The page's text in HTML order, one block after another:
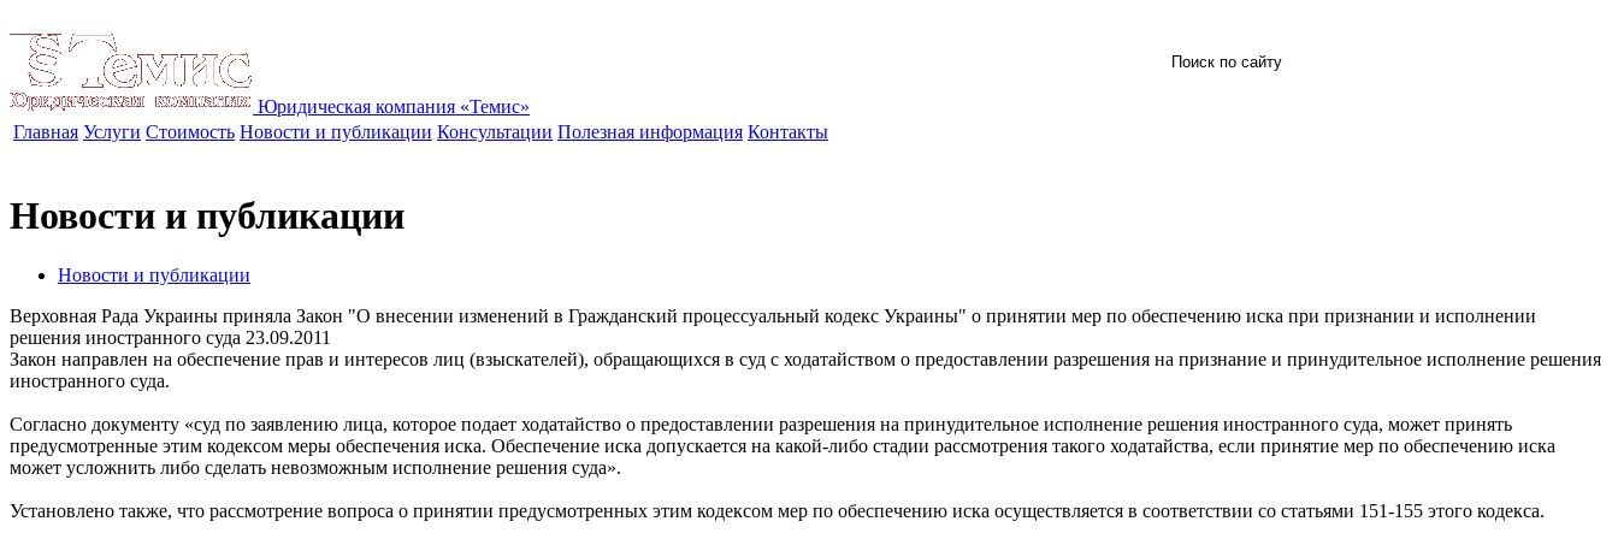
Юридическая компания «Темис»
Главная Услуги Стоимость Новости и публикации Консультации Полезная информация Контакты
Новости и публикации
Новости и публикации
Верховная Рада Украины приняла Закон "О внесении изменений в Гражданский процессуальный кодекс Украины" о принятии мер по обеспечению иска при признании и исполнении
решения иностранного суда 23.09.2011
Закон направлен на обеспечение прав и интересов лиц (взыскателей), обращающихся в суд с ходатайством о предоставлении разрешения на признание и принудительное исполнение решения
иностранного суда.
Согласно документу «суд по заявлению лица, которое подает ходатайство о предоставлении разрешения на принудительное исполнение решения иностранного суда, может принять
предусмотренные этим кодексом меры обеспечения иска. Обеспечение иска допускается на какой-либо стадии рассмотрения такого ходатайства, если принятие мер по обеспечению иска
может усложнить либо сделать невозможным исполнение решения суда».
Установлено также, что рассмотрение вопроса о принятии предусмотренных этим кодексом мер по обеспечению иска осуществляется в соответствии со статьями 151-155 этого кодекса.